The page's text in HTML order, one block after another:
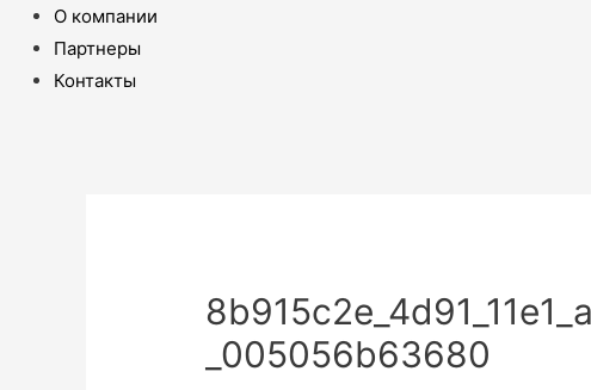
О компании
Партнеры
Контакты
_005056b63680